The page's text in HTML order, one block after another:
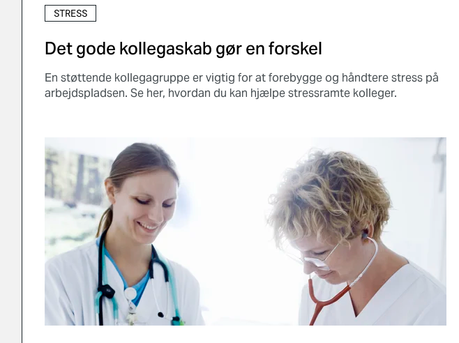
STRESS
Det gode kollegaskab gør en forskel
En støttende kollegagruppe er vigtig for at forebygge og håndtere stress på
arbejdspladsen. Se her, hvordan du kan hjælpe stressramte kolleger.